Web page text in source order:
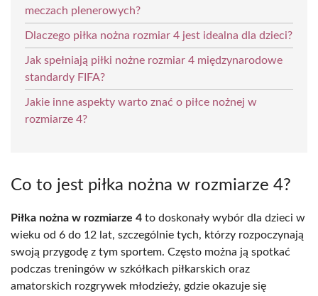
meczach plenerowych?
Dlaczego piłka nożna rozmiar 4 jest idealna dla dzieci?
Jak spełniają piłki nożne rozmiar 4 międzynarodowe
standardy FIFA?
Jakie inne aspekty warto znać o piłce nożnej w
rozmiarze 4?
Co to jest piłka nożna w rozmiarze 4?
Piłka nożna w rozmiarze 4 to doskonały wybór dla dzieci w
wieku od 6 do 12 lat, szczególnie tych, którzy rozpoczynają
swoją przygodę z tym sportem. Często można ją spotkać
podczas treningów w szkółkach piłkarskich oraz
amatorskich rozgrywek młodzieży, gdzie okazuje się